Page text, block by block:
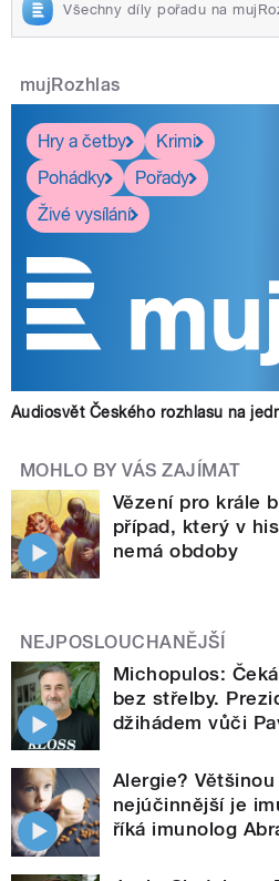
Všechny díly pořadu na
mujRozhlas
Hry a četby
Krimi
Pohádky
Pořady
Živé vysílání
Audiosvět Českého rozhlasu na
MOHLO BY VÁS ZAJÍMAT
Vězení pro krále
případ, který v
nemá obdoby
NEJPOSLOUCHANĚJŠÍ
Michopulos:
bez střelby.
džihádem vůči
Alergie?
nejúčinnější je
říká imunolog